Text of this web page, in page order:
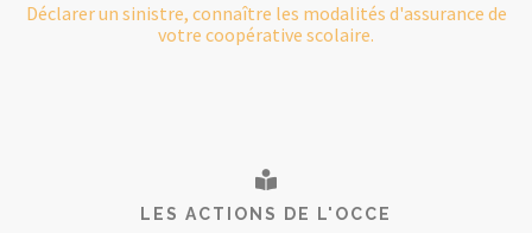
Déclarer un sinistre, connaître les modalités d'assurance de
votre coopérative scolaire.
LES ACTIONS DE L'OCCE